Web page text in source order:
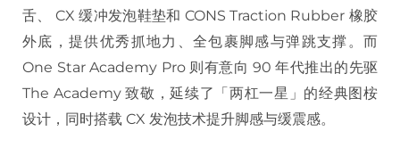
舌、 CX 缓冲发泡鞋垫和 CONS Traction Rubber 橡胶
外底，提供优秀抓地力、全包裹脚感与弹跳支撑。而
One Star Academy Pro 则有意向 90 年代推出的先驱
The Academy 致敬，延续了「两杠一星」的经典图桉
设计，同时搭载 CX 发泡技术提升脚感与缓震感。